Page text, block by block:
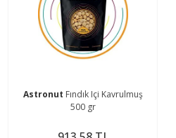
Astronut Fındık Içi Kavrulmuş
500 gr